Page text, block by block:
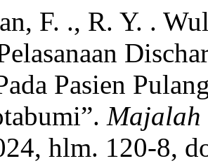
F. ., R. Y. .
Pasien
Majalah
hlm. 120-8,